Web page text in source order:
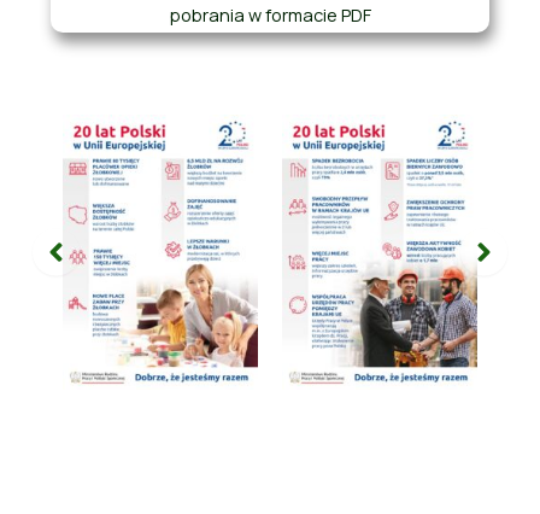
pobrania w formacie PDF